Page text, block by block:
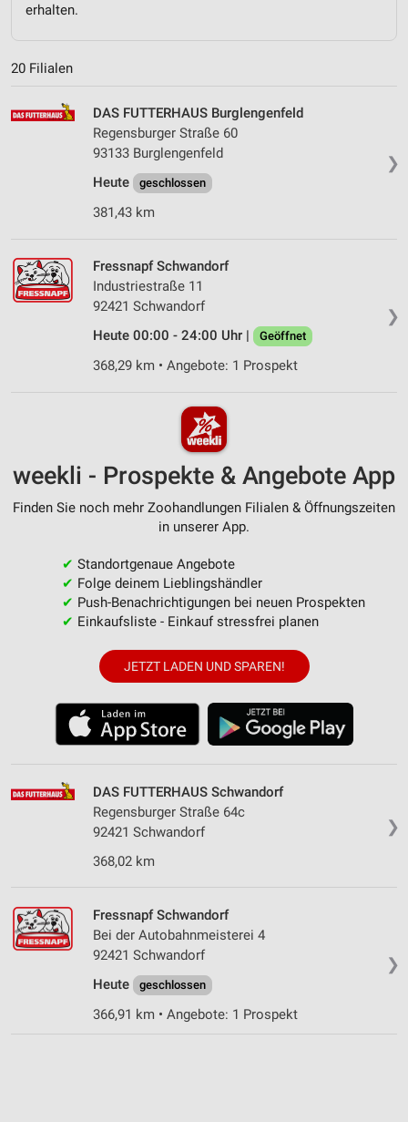
erhalten.
20 Filialen
❯
DAS FUTTERHAUS Burglengenfeld
Regensburger Straße 60
93133 Burglengenfeld
Heute
geschlossen
381,43 km
❯
Fressnapf Schwandorf
Industriestraße 11
92421 Schwandorf
Heute 00:00 - 24:00 Uhr |
Geöffnet
368,29 km • Angebote: 1 Prospekt
weekli - Prospekte & Angebote App
Finden Sie noch mehr Zoohandlungen Filialen & Öffnungszeiten
in unserer App.
✔ Standortgenaue Angebote
✔ Folge deinem Lieblingshändler
✔ Push-Benachrichtigungen bei neuen Prospekten
✔ Einkaufsliste - Einkauf stressfrei planen
JETZT LADEN UND SPAREN!
❯
DAS FUTTERHAUS Schwandorf
Regensburger Straße 64c
92421 Schwandorf
368,02 km
❯
Fressnapf Schwandorf
Bei der Autobahnmeisterei 4
92421 Schwandorf
Heute
geschlossen
366,91 km • Angebote: 1 Prospekt